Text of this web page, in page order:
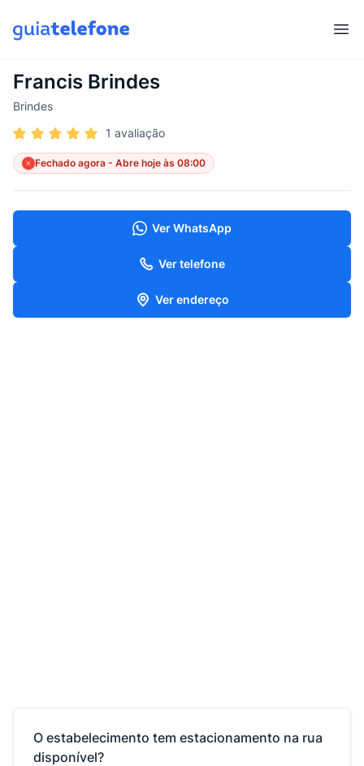
Francis Brindes
Brindes
1 avaliação
Fechado agora - Abre hoje às 08:00
Ver WhatsApp
Ver telefone
Ver endereço
O estabelecimento tem estacionamento na rua
disponível?